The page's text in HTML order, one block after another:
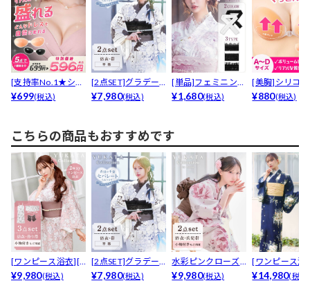
[支持率No.1★シリ
コン100％ヌー...
¥699(税込)
[2点SET]グラデー
ション縦縞×薔薇...
¥7,980(税込)
[単品]フェミニンレ
ース半襟
¥1,680(税込)
[美胸]シリコ
0％下厚プッシ
¥880(税込)
こちらの商品もおすすめです
[ワンピース浴衣][3
点SET][2w...
¥9,980(税込)
[2点SET]グラデー
ション縦縞×薔薇...
¥7,980(税込)
水彩ピンクローズ
柄浴衣【2026年新
¥9,980(税込)
[ワンピース浴
点SET][2w...
¥14,980(税込)